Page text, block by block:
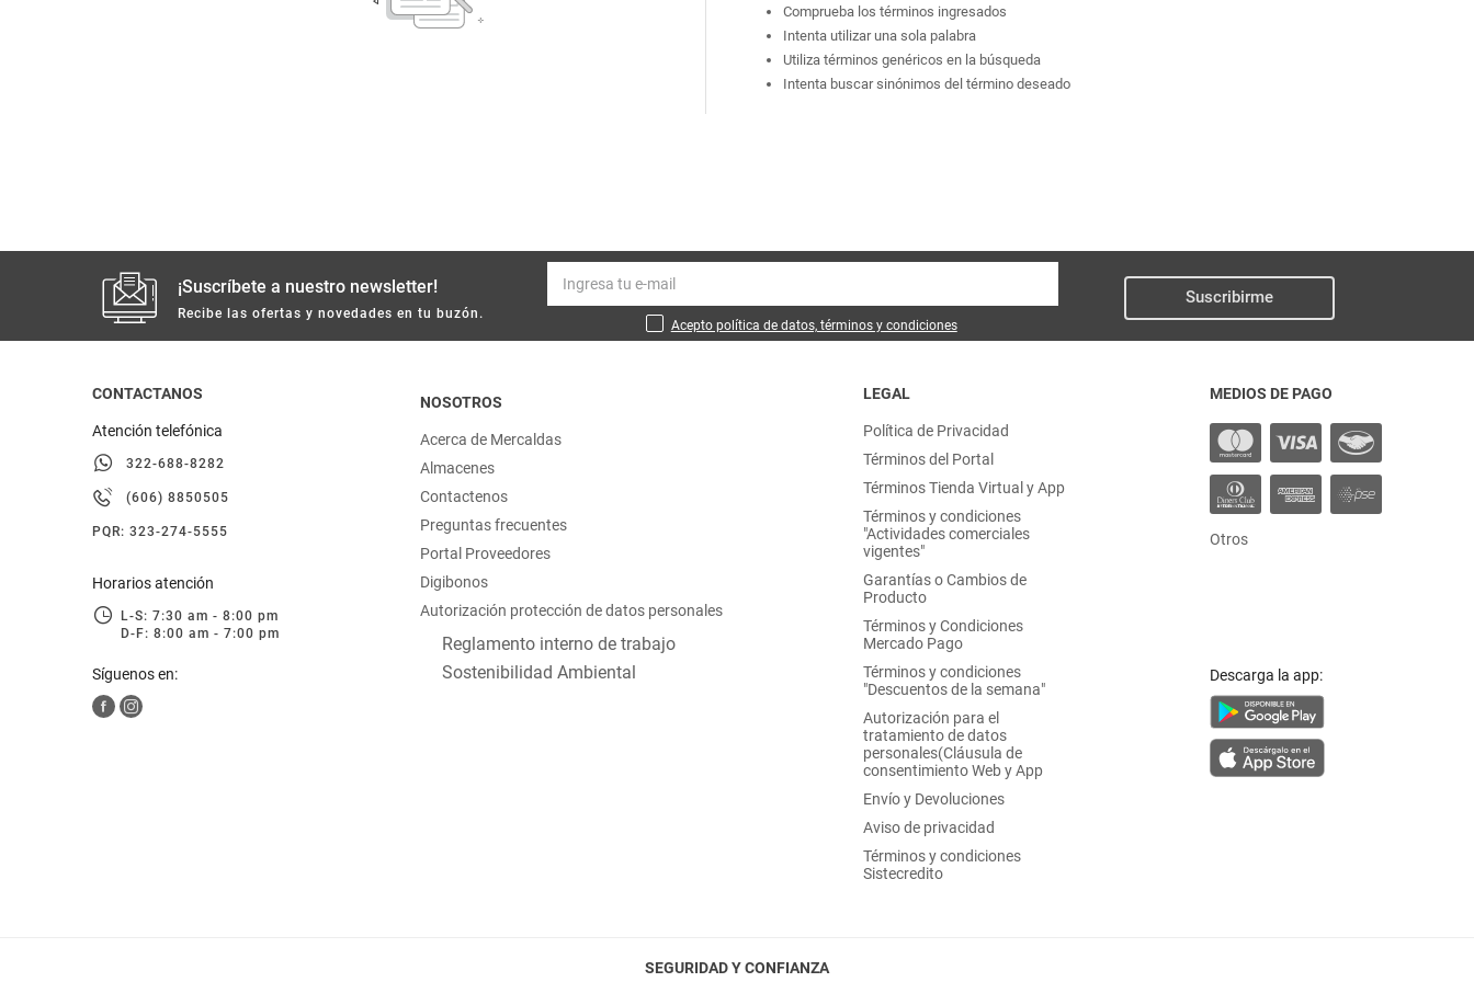
mascotas
limpieza
hogar
tecnología
moda
deportes
Comprueba los términos ingresados
Intenta utilizar una sola palabra
Utiliza términos genéricos en la búsqueda
Intenta buscar sinónimos del término deseado
¡Suscríbete a nuestro newsletter!
Recibe las ofertas y novedades en tu buzón.
Acepto política de datos, términos y condiciones
Suscribirme
CONTACTANOS
Atención telefónica
322-688-8282
(606) 8850505
PQR: 323-274-5555
Horarios atención
L-S: 7:30 am - 8:00 pm
D-F: 8:00 am - 7:00 pm
Síguenos en:
NOSOTROS
Acerca de Mercaldas
Almacenes
Contactenos
Preguntas frecuentes
Portal Proveedores
Digibonos
Autorización protección de datos personales
Reglamento interno de trabajo
Sostenibilidad Ambiental
LEGAL
Política de Privacidad
Términos del Portal
Términos Tienda Virtual y App
Términos y condiciones
"Actividades comerciales
vigentes"
Garantías o Cambios de
Producto
Términos y Condiciones
Mercado Pago
Términos y condiciones
"Descuentos de la semana"
Autorización para el
tratamiento de datos
personales(Cláusula de
consentimiento Web y App
Envío y Devoluciones
Aviso de privacidad
Términos y condiciones
Sistecredito
MEDIOS DE PAGO
Otros
Descarga la app:
SEGURIDAD Y CONFIANZA